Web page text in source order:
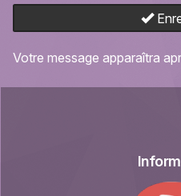
Votre message apparaîtra